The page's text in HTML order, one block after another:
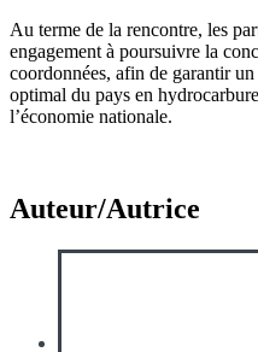
Au terme de la rencontre, les
engagement à poursuivre la
coordonnées, afin de garantir
optimal du pays en
l’économie nationale.
Auteur/Autrice